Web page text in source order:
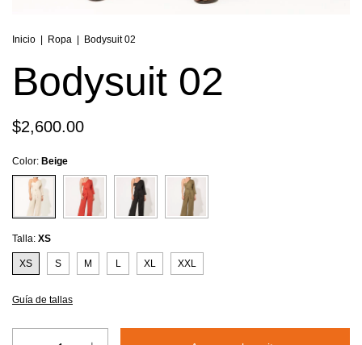
Inicio | Ropa | Bodysuit 02
Bodysuit 02
$2,600.00
Color: Beige
Talla: XS
XS S M L XL XXL
Guía de tallas